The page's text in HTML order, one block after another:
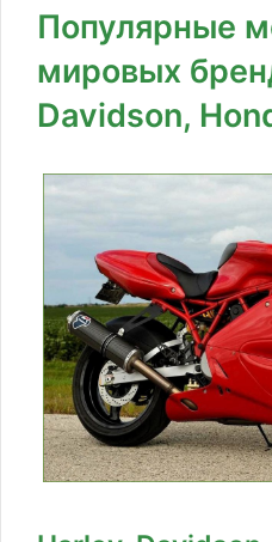
Популярные
мировых
Davidson,